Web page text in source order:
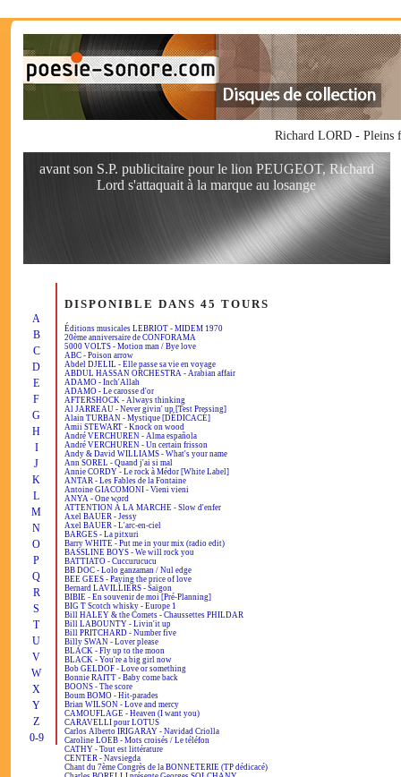
Richard LORD - Pleins
avant son S.P. publicitaire pour le lion PEUGEOT, Richard
Lord s'attaquait à la marque au losange
A
B
C
D
E
F
G
H
I
J
K
L
M
N
O
P
Q
R
S
T
U
V
W
X
Y
Z
0-9
DISPONIBLE DANS 45 TOURS
Éditions musicales LEBRIOT - MIDEM 1970
20ème anniversaire de CONFORAMA
5000 VOLTS - Motion man / Bye love
ABC - Poison arrow
Abdel DJELIL - Elle passe sa vie en voyage
ABDUL HASSAN ORCHESTRA - Arabian affair
ADAMO - Inch'Allah
ADAMO - Le carosse d'or
AFTERSHOCK - Always thinking
Al JARREAU - Never givin' up [Test Pressing]
Alain TURBAN - Mystique [DÉDICACÉ]
Amii STEWART - Knock on wood
André VERCHUREN - Alma española
André VERCHUREN - Un certain frisson
Andy & David WILLIAMS - What's your name
Ann SOREL - Quand j'ai si mal
Annie CORDY - Le rock à Médor [White Label]
ANTAR - Les Fables de la Fontaine
Antoine GIACOMONI - Vieni vieni
ANYA - One word
ATTENTION À LA MARCHE - Slow d'enfer
Axel BAUER - Jessy
Axel BAUER - L'arc-en-ciel
BARGES - La pitxuri
Barry WHITE - Put me in your mix (radio edit)
BASSLINE BOYS - We will rock you
BATTIATO - Cuccurucucu
BB DOC - Lolo ganzaman / Nul edge
BEE GEES - Paying the price of love
Bernard LAVILLIERS - Saïgon
BIBIE - En souvenir de moi [Pré-Planning]
BIG T Scotch whisky - Europe 1
Bill HALEY & the Comets - Chaussettes PHILDAR
Bill LABOUNTY - Livin'it up
Bill PRITCHARD - Number five
Billy SWAN - Lover please
BLACK - Fly up to the moon
BLACK - You're a big girl now
Bob GELDOF - Love or something
Bonnie RAITT - Baby come back
BOONS - The score
Boum BOMO - Hit-parades
Brian WILSON - Love and mercy
CAMOUFLAGE - Heaven (I want you)
CARAVELLI pour LOTUS
Carlos Alberto IRIGARAY - Navidad Criolla
Caroline LOEB - Mots croisés / Le téléfon
CATHY - Tout est littérature
CENTER - Navsiegda
Chant du 7ème Congrès de la BONNETERIE (TP dédicacé)